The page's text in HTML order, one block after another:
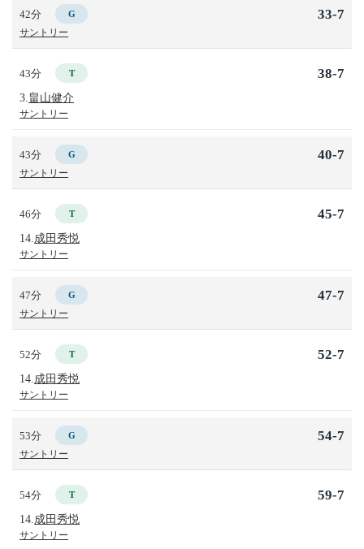
42分 G
サントリー
33-7
43分 T
3. 畠山健介
サントリー
38-7
43分 G
サントリー
40-7
46分 T
14. 成田秀悦
サントリー
45-7
47分 G
サントリー
47-7
52分 T
14. 成田秀悦
サントリー
52-7
53分 G
サントリー
54-7
54分 T
14. 成田秀悦
サントリー
59-7